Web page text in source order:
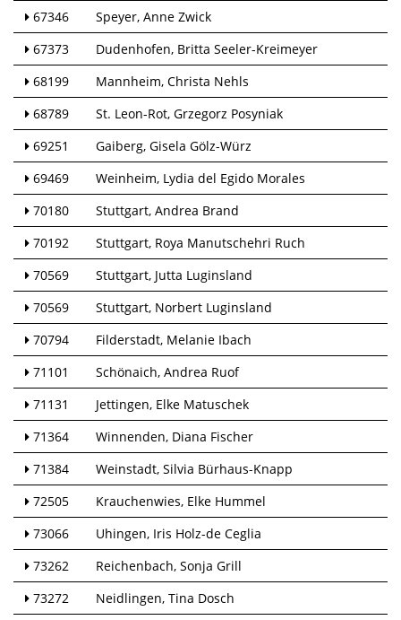
67346 Speyer Anne Zwick
67373
Dudenhofen Britta Seeler-Kreimeyer
68199
Mannheim Christa Nehls
68789
St. Leon-Rot Grzegorz Posyniak
69251
Gaiberg Gisela Gölz-Würz
69469
Weinheim Lydia del Egido Morales
70180
Stuttgart Andrea Brand
70192
Stuttgart Roya Manutschehri Ruch
70569
Stuttgart Jutta Luginsland
70569
Stuttgart Norbert Luginsland
70794
Filderstadt Melanie Ibach
71101
Schönaich Andrea Ruof
71131
Jettingen Elke Matuschek
71364
Winnenden Diana Fischer
71384
Weinstadt Silvia Bürhaus-Knapp
72505
Krauchenwies Elke Hummel
73066
Uhingen Iris Holz-de Ceglia
73262
Reichenbach Sonja Grill
73272
Neidlingen Tina Dosch